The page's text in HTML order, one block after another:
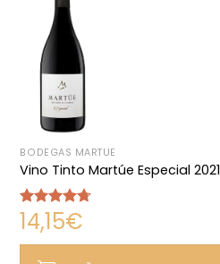
BODEGAS MARTÚE
Vino Tinto Martúe Especial 2021
Valorado
con4.67
de 5
14,15€